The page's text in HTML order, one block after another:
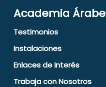
Academia Árabe
Testimonios
Instalaciones
Enlaces de Interés
Trabaja con Nosotros